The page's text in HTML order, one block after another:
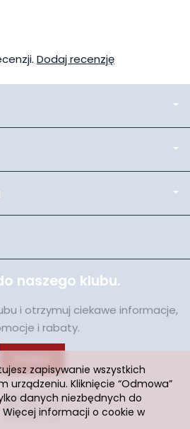
Dodaj recenzję
naszego klubu.
i otrzymuj ciekawe informacje,
i rabaty.
zapisywanie wszystkich
urządzeniu. Kliknięcie “Odmowa”
danych niezbędnych do
informacji o cookie w